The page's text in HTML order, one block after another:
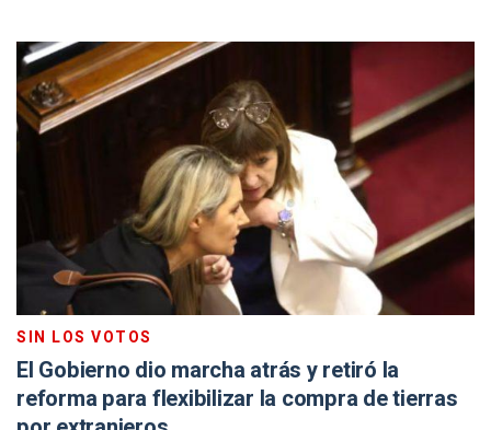
SIN LOS VOTOS
El Gobierno dio marcha atrás y retiró la
reforma para flexibilizar la compra de tierras